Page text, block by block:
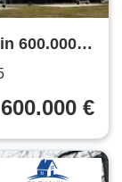
600.000 €
600.000 €